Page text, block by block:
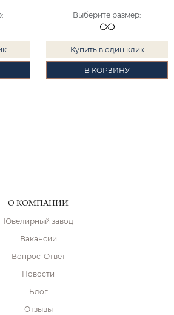
: Выберите размер:
Купить в один клик
В КОРЗИНУ
О КОМПАНИИ
Ювелирный завод
Вакансии
Вопрос-Ответ
Новости
Блог
Отзывы